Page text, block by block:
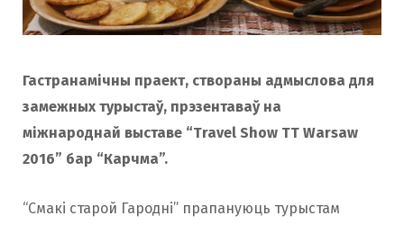
Гастранамічны праект, створаны адмыслова для
замежных турыстаў, прэзентаваў на
міжнароднай выставе “Travel Show TT Warsaw
2016” бар “Карчма”.
“Смакі старой Гародні” прапануюць турыстам